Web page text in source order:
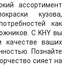
ассортимент
кузова,
как
С KHY вы
качестве ваших
Познайте
сияет на